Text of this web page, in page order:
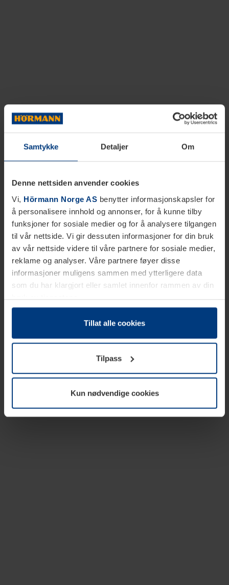
Samtykke Detaljer Om
Denne nettsiden anvender cookies
Vi, Hörmann Norge AS benytter informasjonskapsler for
å personalisere innhold og annonser, for å kunne tilby
funksjoner for sosiale medier og for å analysere tilgangen
til vår nettside. Vi gir dessuten informasjoner for din bruk
av vår nettside videre til våre partnere for sosiale medier,
reklame og analyser. Våre partnere føyer disse
informasjoner muligens sammen med ytterligere data
som du har klargjort eller samlet innenfor rammen av din
bruk av tjenestene.
Etter loven kan vi lagre informasjonskapsler på din
datamaskin, hvis disse er absolutt nødvendig for drift av
trenger vi din tillatelse. Du kan når som helst endre eller
tilbakekalle ditt samtykke i forklaringen av
informasjonskapselen på sidenPersonvernerklæringpå
Tillat alle cookies
Tilpass
Kun nødvendige cookies